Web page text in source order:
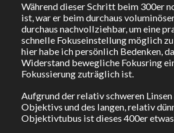
Während dieser Schritt beim 300er
ist, war er beim durchaus
durchaus nachvollziehbar, um eine
schnelle Fokuseinstellung möglich zu
hier habe ich persönlich Bedenken,
Widerstand bewegliche Fokusring
Fokussierung zuträglich ist.
Aufgrund der relativ schweren Linsen
Objektivs und des langen, relativ
Objektivtubus ist dieses 400er